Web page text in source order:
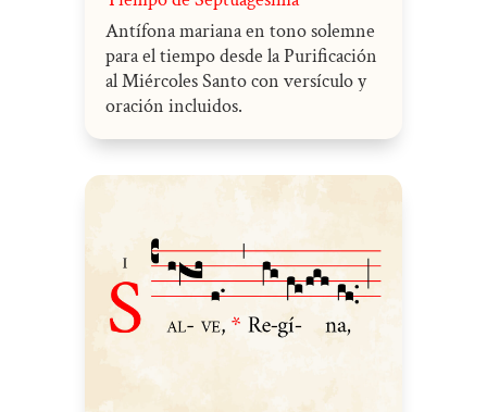
Antífona mariana en tono solemne
para el tiempo desde la Purificación
al Miércoles Santo con versículo y
oración incluidos.